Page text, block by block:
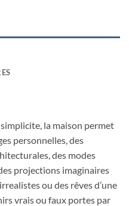
simplicite, la maison permet
personnelles, des
des modes
projections imaginaires
ou des rêves d’une
vrais ou faux portes par